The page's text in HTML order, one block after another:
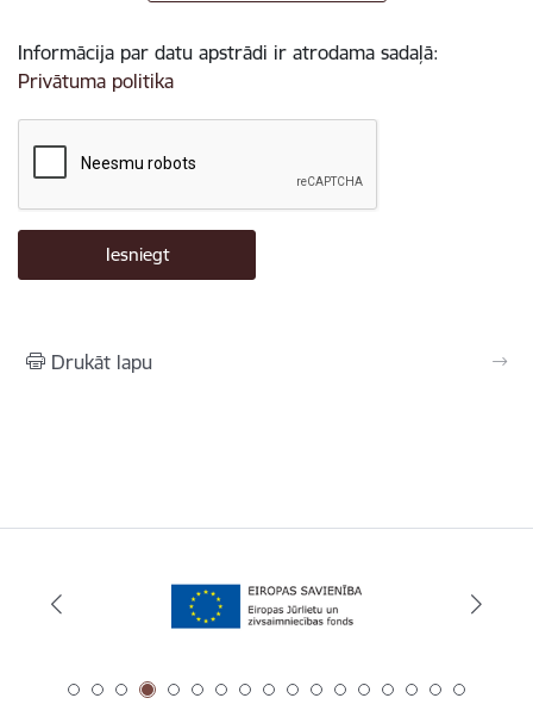
Informācija par datu apstrādi ir atrodama sadaļā:
Privātuma politika
Drukāt lapu